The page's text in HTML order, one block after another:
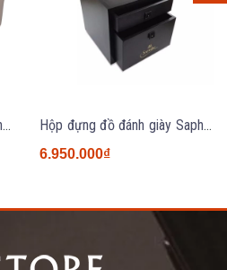
Hộp đựng đồ đánh giày Saphir gỗ Beach, nắp trượt Hộp đựng đồ đánh giày Saphir MDO loại lớn gỗ Phong
6.950.000₫